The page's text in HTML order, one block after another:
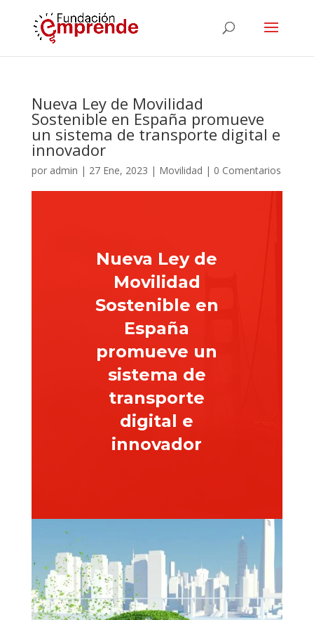
Nueva Ley de Movilidad
Sostenible en España promueve
un sistema de transporte digital e
innovador
por admin | 27 Ene, 2023 | Movilidad | 0 Comentarios
Nueva Ley de
Movilidad
Sostenible en
España
promueve un
sistema de
transporte
digital e
innovador